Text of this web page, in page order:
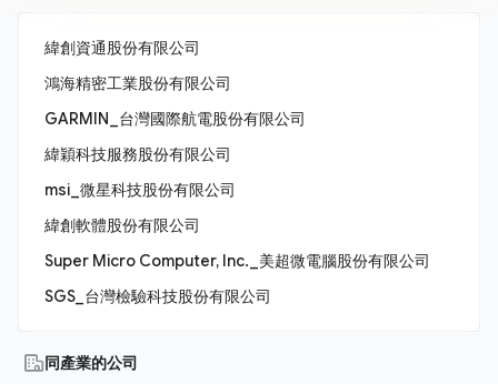
緯創資通股份有限公司
鴻海精密工業股份有限公司
GARMIN_台灣國際航電股份有限公司
緯穎科技服務股份有限公司
msi_微星科技股份有限公司
緯創軟體股份有限公司
Super Micro Computer, Inc._美超微電腦股份有限公司
SGS_台灣檢驗科技股份有限公司
同產業的公司